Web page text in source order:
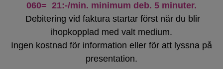
060= 21:-/min. minimum deb. 5 minuter.
Debitering vid faktura startar först när du blir
ihopkopplad med valt medium.
Ingen kostnad för information eller för att lyssna på
presentation.